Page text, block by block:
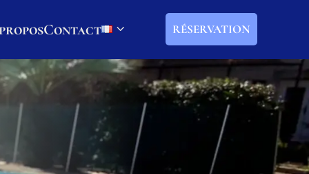
Contact RÉSERVATION